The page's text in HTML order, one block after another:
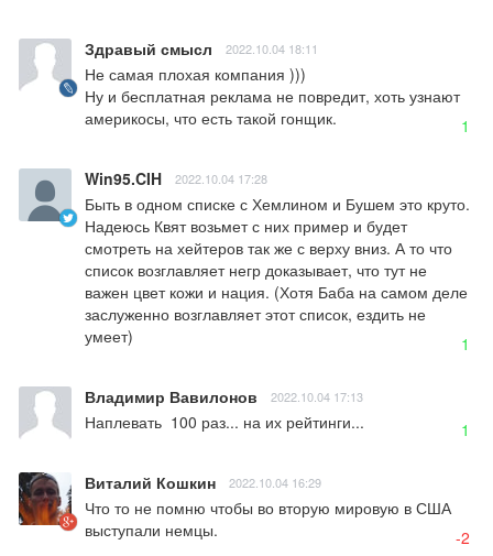
Здравый смысл 2022.10.04 18:11
Не самая плохая компания )))
Ну и бесплатная реклама не повредит, хоть узнают
америкосы, что есть такой гонщик.
1
Win95.CIH 2022.10.04 17:28
Быть в одном списке с Хемлином и Бушем это круто.
Надеюсь Квят возьмет с них пример и будет
смотреть на хейтеров так же с верху вниз. А то что
список возглавляет негр доказывает, что тут не
важен цвет кожи и нация. (Хотя Баба на самом деле
заслуженно возглавляет этот список, ездить не
умеет)
1
Владимир Вавилонов 2022.10.04 17:13
Наплевать  100 раз... на их рейтинги... 1
Виталий Кошкин 2022.10.04 16:29
Что то не помню чтобы во вторую мировую в США
выступали немцы.
-2